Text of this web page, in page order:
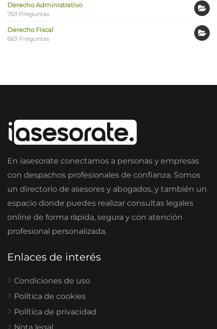
Derecho Administrativo
763 Preguntas
Derecho Fiscal
663 Preguntas
En iasesorate conectamos a personas y empresas
con despachos profesionales de confianza. Somos
un directorio de asesores y abogados, y también un
espacio donde puedes realizar consultas legales
online de forma rápida, segura y con atención
profesional personalizada.
Enlaces de interés
Condiciones de uso
Política de cookies
Política de privacidad
Nota legal